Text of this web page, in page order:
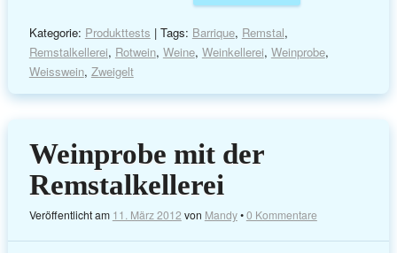
Kategorie: Produkttests | Tags: Barrique, Remstal,
Remstalkellerei, Rotwein, Weine, Weinkellerei, Weinprobe,
Weisswein, Zweigelt
Weinprobe mit der
Remstalkellerei
Veröffentlicht am 11. März 2012 von Mandy•0 Kommentare